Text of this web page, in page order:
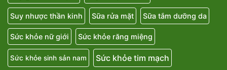
Suy nhược thần kinh Sữa rửa mặt Sữa tắm dưỡng da
Sức khỏe nữ giới Sức khỏe răng miệng
Sức khỏe sinh sản nam Sức khỏe tim mạch